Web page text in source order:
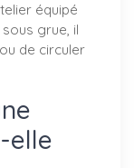
équipé
grue, il
de circuler
elle